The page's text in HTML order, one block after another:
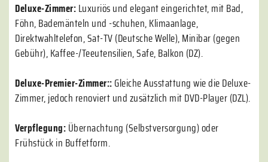
Deluxe-Zimmer:Luxuriös und elegant eingerichtet, mit Bad,
Föhn, Bademänteln und -schuhen, Klimaanlage,
Direktwahltelefon, Sat-TV (Deutsche Welle), Minibar (gegen
Gebühr), Kaffee-/Teeutensilien, Safe, Balkon (DZ).
Deluxe-Premier-Zimmer::Gleiche Ausstattung wie die Deluxe-
Zimmer, jedoch renoviert und zusätzlich mit DVD-Player (DZL).
Verpflegung:Übernachtung (Selbstversorgung) oder
Frühstück in Buffetform.